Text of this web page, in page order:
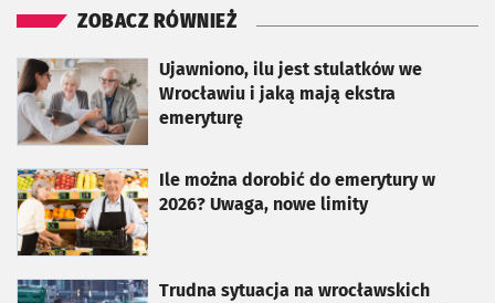
ZOBACZ RÓWNIEŻ
Ujawniono, ilu jest stulatków we
Wrocławiu i jaką mają ekstra
emeryturę
otworzy się w nowej karcie
Ile można dorobić do emerytury w
2026? Uwaga, nowe limity
otworzy się w nowej karcie
Trudna sytuacja na wrocławskich
otworzy się w nowej karcie